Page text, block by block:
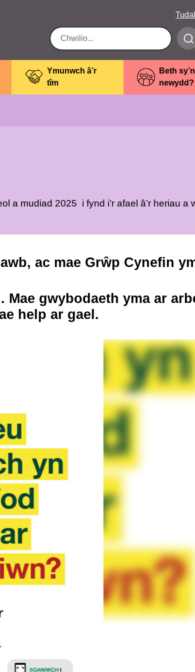
Ymunwch â’r
tîm
Beth sy’n
newydd?
a mudiad 2025 i fynd i’r afael â’r heriau a
ac mae Grŵp Cynefin
Mae gwybodaeth yma ar
help ar gael.